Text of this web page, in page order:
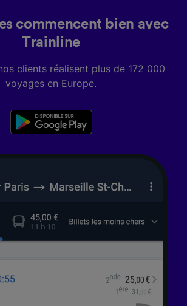
commencent bien avec
Trainline
clients réalisent plus de 172 000
voyages en Europe.